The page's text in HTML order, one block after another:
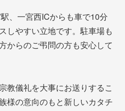
、一宮西ICからも車で10分
しやすい立地です。駐車場も
からのご弔問の方も安心して
教儀礼を大事にお送りするこ
様の意向のもと新しいカタチ